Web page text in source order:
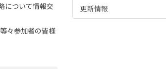
について情報交
々参加者の皆様
更新情報